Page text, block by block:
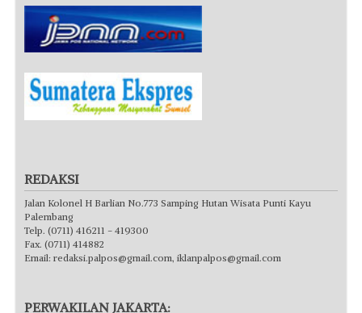
REDAKSI
Jalan Kolonel H Barlian No.773 Samping Hutan Wisata Punti Kayu
Palembang
Telp. (0711) 416211 - 419300
Fax. (0711) 414882
Email: redaksi.palpos@gmail.com, iklanpalpos@gmail.com
PERWAKILAN JAKARTA: